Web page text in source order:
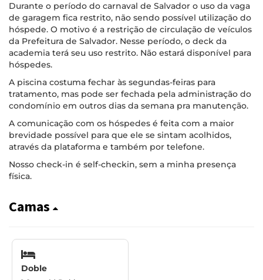
Durante o período do carnaval de Salvador o uso da vaga
de garagem fica restrito, não sendo possível utilização do
hóspede. O motivo é a restrição de circulação de veículos
da Prefeitura de Salvador. Nesse período, o deck da
academia terá seu uso restrito. Não estará disponível para
hóspedes.
A piscina costuma fechar às segundas-feiras para
tratamento, mas pode ser fechada pela administração do
condomínio em outros dias da semana pra manutenção.
A comunicação com os hóspedes é feita com a maior
brevidade possível para que ele se sintam acolhidos,
através da plataforma e também por telefone.
Nosso check-in é self-checkin, sem a minha presença
física.
Camas
Doble